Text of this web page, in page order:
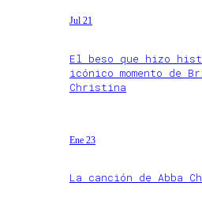
Jul 21
El beso que hizo
icónico momento de
Christina
Ene 23
La canción de Abba